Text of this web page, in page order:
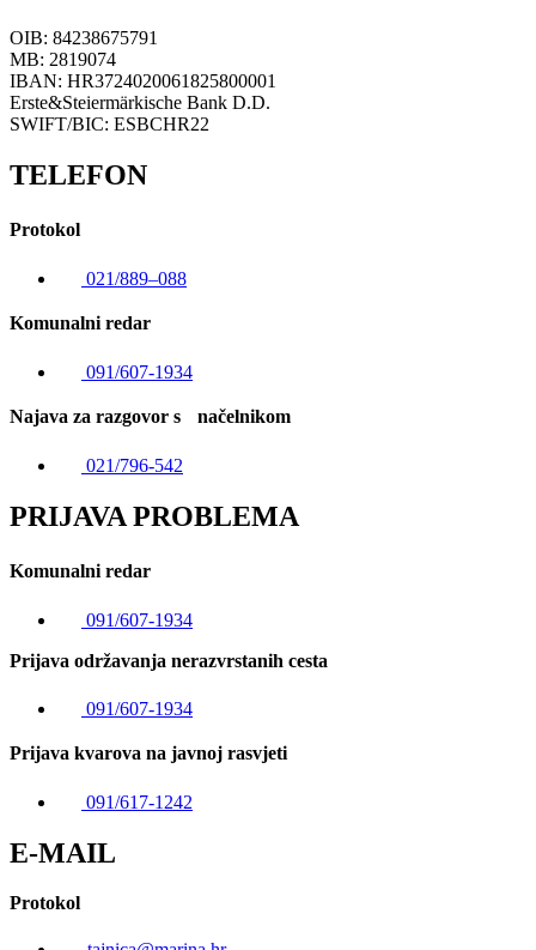
OIB: 84238675791
MB: 2819074
IBAN: HR3724020061825800001
Erste&Steiermärkische Bank D.D.
SWIFT/BIC: ESBCHR22
TELEFON
Protokol
021/889–088
Komunalni redar
091/607-1934
Najava za razgovor s načelnikom
021/796-542
PRIJAVA PROBLEMA
Komunalni redar
091/607-1934
Prijava održavanja nerazvrstanih cesta
091/607-1934
Prijava kvarova na javnoj rasvjeti
091/617-1242
E-MAIL
Protokol